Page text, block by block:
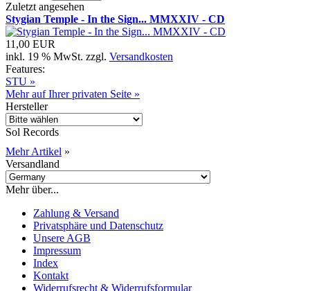
Zuletzt angesehen
Stygian Temple - In the Sign... MMXXIV - CD
11,00 EUR
inkl. 19 % MwSt. zzgl. Versandkosten
Features:
STU »
Mehr auf Ihrer privaten Seite »
Hersteller
Sol Records
Mehr Artikel »
Versandland
Mehr über...
Zahlung & Versand
Privatsphäre und Datenschutz
Unsere AGB
Impressum
Index
Kontakt
Widerrufsrecht & Widerrufsformular